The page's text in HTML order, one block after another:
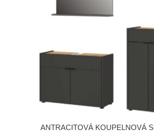
ANTRACITOVÁ KOUPELNOVÁ